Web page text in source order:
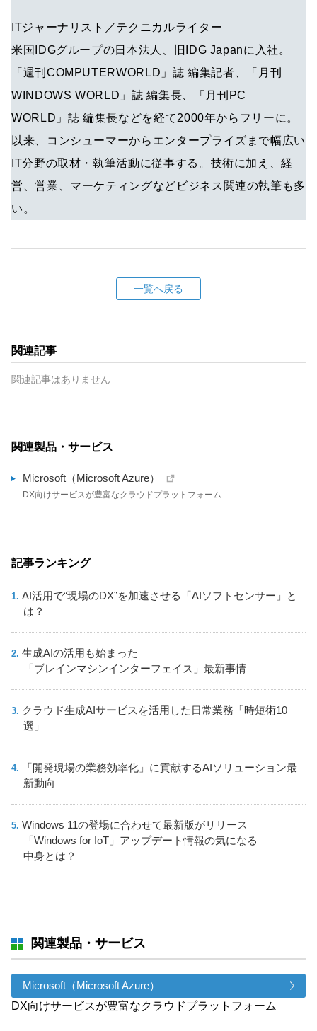
ITジャーナリスト／テクニカルライター
米国IDGグループの日本法人、旧IDG Japanに入社。
「週刊COMPUTERWORLD」誌 編集記者、「月刊
WINDOWS WORLD」誌 編集長、「月刊PC
WORLD」誌 編集長などを経て2000年からフリーに。
以来、コンシューマーからエンタープライズまで幅広い
IT分野の取材・執筆活動に従事する。技術に加え、経
営、営業、マーケティングなどビジネス関連の執筆も多
い。
一覧へ戻る
関連記事
関連記事はありません
関連製品・サービス
Microsoft（Microsoft Azure）
DX向けサービスが豊富なクラウドプラットフォーム
記事ランキング
AI活用で“現場のDX”を加速させる「AIソフトセンサー」と
は？
生成AIの活用も始まった
「ブレインマシンインターフェイス」最新事情
クラウド生成AIサービスを活用した日常業務「時短術10
選」
「開発現場の業務効率化」に貢献するAIソリューション最
新動向
Windows 11の登場に合わせて最新版がリリース
「Windows for IoT」アップデート情報の気になる
中身とは？
関連製品・サービス
Microsoft（Microsoft Azure）
DX向けサービスが豊富なクラウドプラットフォーム